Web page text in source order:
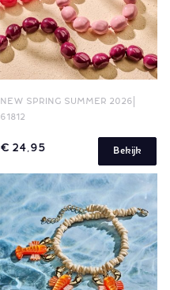
NEW SPRING SUMMER 2026
61812
€ 24,95 Bekijk